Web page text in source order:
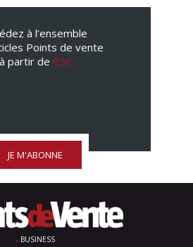
à l’ensemble
Points de vente
à partir de 95€
JE M'ABONNE
BUSINESS